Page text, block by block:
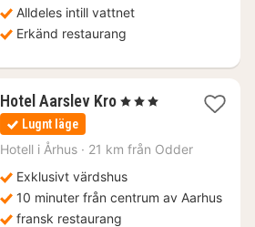
Alldeles intill vattnet
Erkänd restaurang
Hotel Aarslev Kro1
1294
, 3 Stjärnor
Lugnt läge
Hotell i Århus · 21 km från Odder
Exklusivt värdshus
10 minuter från centrum av Aarhus
fransk restaurang